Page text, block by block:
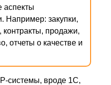
аспекты
Например: закупки,
продажи,
отчеты о качестве и
системы, вроде 1С,